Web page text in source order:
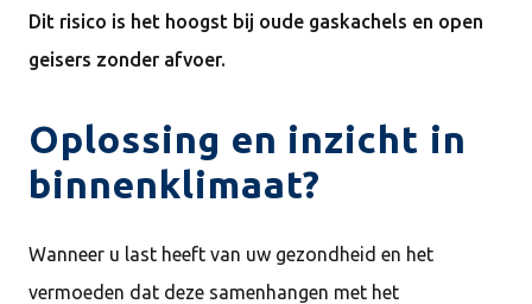
Dit risico is het hoogst bij oude gaskachels en open
geisers zonder afvoer.
Oplossing en inzicht in
binnenklimaat?
Wanneer u last heeft van uw gezondheid en het
vermoeden dat deze samenhangen met het